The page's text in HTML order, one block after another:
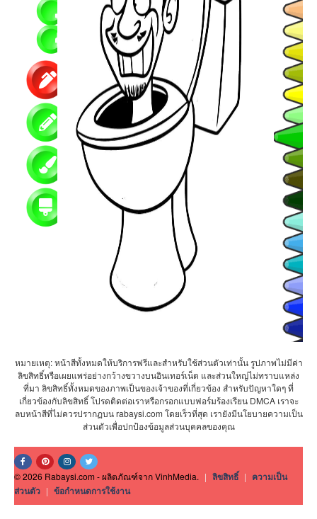
หมายเหตุ: หน้าสีทั้งหมดให้บริการฟรีและสำหรับใช้ส่วนตัวเท่านั้น รูปภาพไม่มีค่า
ลิขสิทธิ์หรือเผยแพร่อย่างกว้างขวางบนอินเทอร์เน็ต และส่วนใหญ่ไม่ทราบแหล่ง
ที่มา ลิขสิทธิ์ทั้งหมดของภาพเป็นของเจ้าของที่เกี่ยวข้อง สำหรับปัญหาใดๆ ที่
เกี่ยวข้องกับลิขสิทธิ์ โปรดติดต่อเราหรือกรอกแบบฟอร์มร้องเรียน DMCA เราจะ
ลบหน้าสีที่ไม่ควรปรากฏบน rabaysi.com โดยเร็วที่สุด เรายังมีนโยบายความเป็น
ส่วนตัวเพื่อปกป้องข้อมูลส่วนบุคคลของคุณ
© 2026 Rabaysi.com - ผลิตภัณฑ์จาก VinhMedia. | ลิขสิทธิ์ | ความเป็น
ส่วนตัว | ข้อกำหนดการใช้งาน